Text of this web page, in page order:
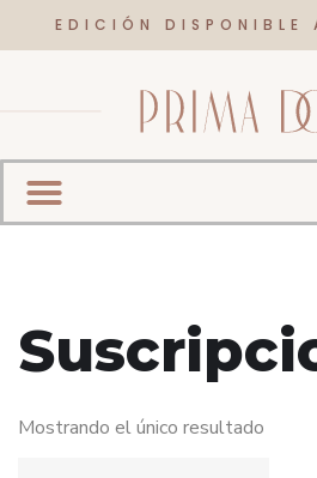
EDICIÓN DISPONIBLE
Mostrando el único resultado